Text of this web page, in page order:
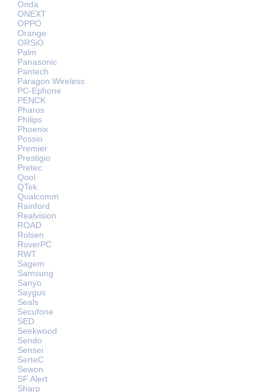
Onda
ONEXT
OPPO
Orange
ORSiO
Palm
Panasonic
Pantech
Paragon Wireless
PC-Ephone
PENCK
Pharos
Philips
Phoenix
Possio
Premier
Prestigio
Pretec
Qool
QTek
Qualcomm
Rainford
Realvision
ROAD
Rolsen
RoverPC
RWT
Sagem
Samsung
Sanyo
Saygus
Seals
Secufone
SED
Seekwood
Sendo
Sensei
SerteC
Sewon
SF Alert
Sharp